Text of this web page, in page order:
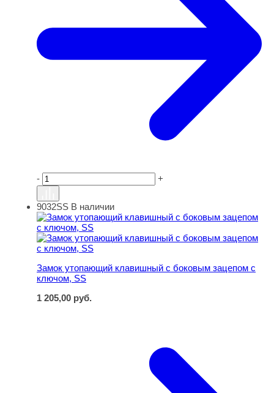
- +
Замок утопающий клавишный с боковым зацепом с
9032SS В наличии
Замок утопающий клавишный с боковым зацепом с
ключом, SS
1 205,00 руб.